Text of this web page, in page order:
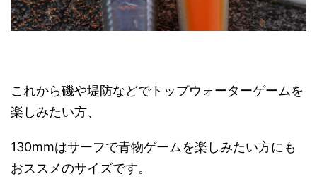
これから磯や堤防などでトップウォーターゲームを
楽しみたい方、
130mmはサーフで青物ゲームを楽しみたい方にも
おススメのサイズです。